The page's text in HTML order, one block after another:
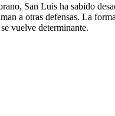
San Luis ha sabido
a otras defensas. La
vuelve determinante.